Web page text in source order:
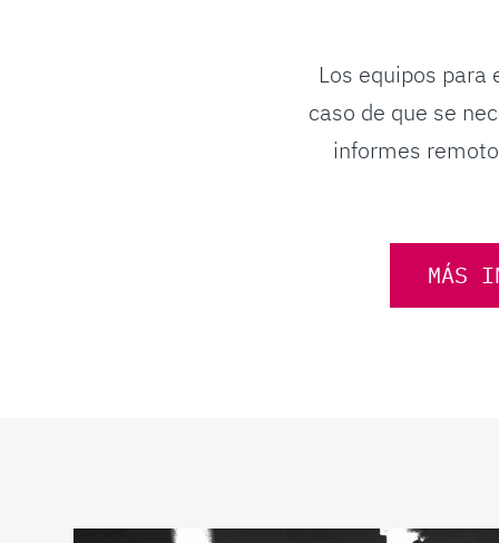
Los equipos
caso de que se
informes
MÁS